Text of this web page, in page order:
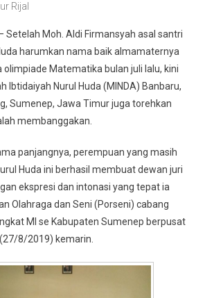
Rijal
Setelah Moh. Aldi Firmansyah asal santri
harumkan nama baik almamaternya
olimpiade Matematika bulan juli lalu, kini
Ibtidaiyah Nurul Huda (MINDA) Banbaru,
Sumenep, Jawa Timur juga torehkan
membanggakan.
panjangnya, perempuan yang masih
Huda ini berhasil membuat dewan juri
ekspresi dan intonasi yang tepat ia
Olahraga dan Seni (Porseni) cabang
MI se Kabupaten Sumenep berpusat
8/2019) kemarin.